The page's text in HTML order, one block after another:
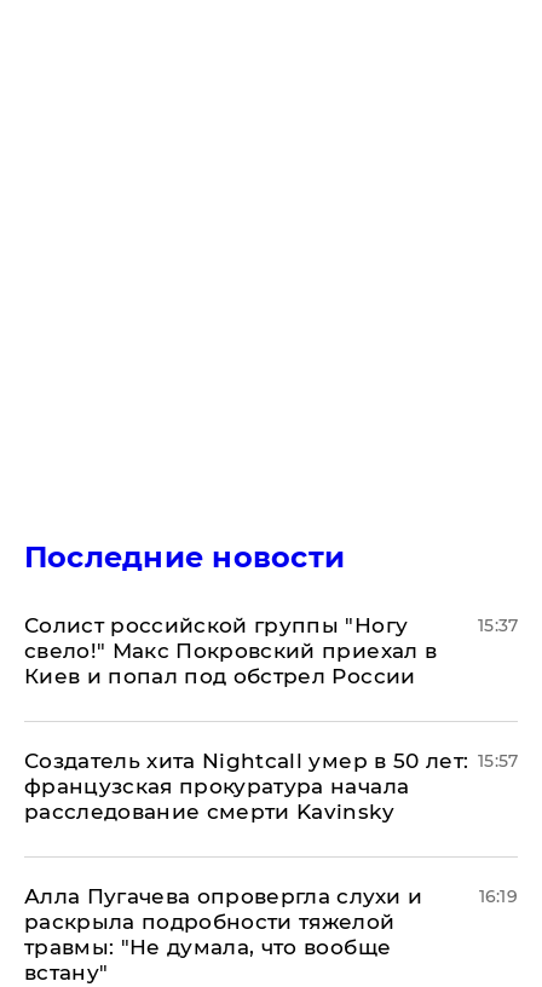
Последние новости
Солист российской группы "Ногу
свело!" Макс Покровский приехал в
Киев и попал под обстрел России
15:37
Создатель хита Nightcall умер в 50 лет:
французская прокуратура начала
расследование смерти Kavinsky
15:57
Алла Пугачева опровергла слухи и
раскрыла подробности тяжелой
травмы: "Не думала, что вообще
встану"
16:19